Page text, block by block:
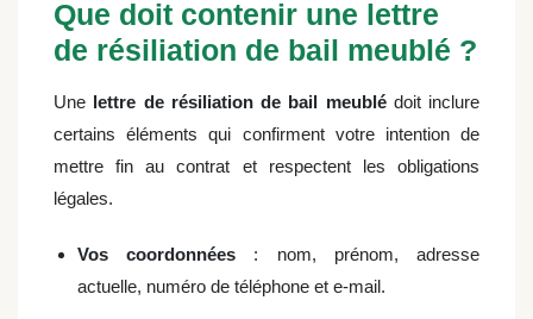
Que doit contenir une lettre
de résiliation de bail meublé ?
Une lettre de résiliation de bail meublédoit inclure
certains éléments qui confirment votre intention de
mettre fin au contrat et respectent les obligations
légales.
Vos coordonnées : nom, prénom, adresse
actuelle, numéro de téléphone et e-mail.